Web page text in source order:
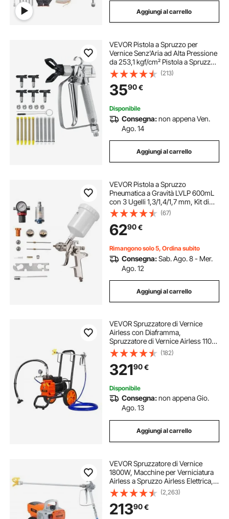
Aggiungi al carrello
VEVOR Pistola a Spruzzo per
Vernice Senz'Aria ad Alta Pressione
da 253,1 kgf/cm² Pistola a Spruzzo
per Vernice Senz'Aria con 5 Ugelli,
211, 315, 417, 517, 623, con Giunto
Girevole con Filtri, Pennello
(213)
3590€
Disponibile
Consegna:non appena Ven.
Ago. 14
Aggiungi al carrello
VEVOR Pistola a Spruzzo
Pneumatica a Gravità LVLP 600mL
con 3 Ugelli 1,3/1,4/1,7 mm, Kit di
Spruzzatore ad Aria Compressa,
Pistola per Verniciatura Pneumatica
LVLP per Auto, Pareti
(67)
6290€
Rimangono solo 5, Ordina subito
Consegna:Sab. Ago. 8 - Mer.
Ago. 12
Aggiungi al carrello
VEVOR Spruzzatore di Vernice
Airless con Diaframma,
Spruzzatore di Vernice Airless 1100
W con Ruote, Spruzzatore di
Vernice Airless 2000 psi con Asta di
Prolunga, Sistema di Spruzzo
Vernice
(182)
32190€
Disponibile
Consegna:non appena Gio.
Ago. 13
Aggiungi al carrello
VEVOR Spruzzatore di Vernice
1800W, Macchine per Verniciatura
Airless a Spruzzo Airless Elettrica,
Macchina a Spruzzo per Vernice
con Tubo Flessibile, Vernice per
Legno e Metallo per Pareti Soffitti
(2,263)
21390€